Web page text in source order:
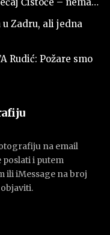
Čistoće – nema…
u Zadru, ali jedna
Rudić: Požare smo
na email
poslati i putem
ili iMessage na broj